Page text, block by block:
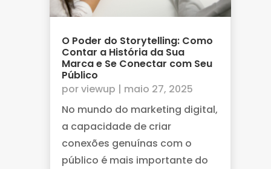
O Poder do Storytelling: Como
Contar a História da Sua
Marca e Se Conectar com Seu
Público
porviewup | maio 27, 2025
No mundo do marketing digital,
a capacidade de criar
conexões genuínas com o
público é mais importante do